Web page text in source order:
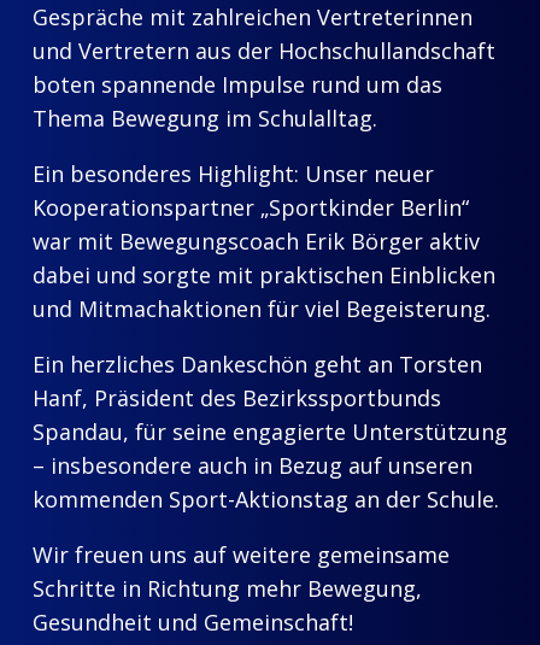
Gespräche mit zahlreichen Vertreterinnen
und Vertretern aus der Hochschullandschaft
boten spannende Impulse rund um das
Thema Bewegung im Schulalltag.
Ein besonderes Highlight: Unser neuer
Kooperationspartner „Sportkinder Berlin“
war mit Bewegungscoach Erik Börger aktiv
dabei und sorgte mit praktischen Einblicken
und Mitmachaktionen für viel Begeisterung.
Ein herzliches Dankeschön geht an Torsten
Hanf, Präsident des Bezirkssportbunds
Spandau, für seine engagierte Unterstützung
– insbesondere auch in Bezug auf unseren
kommenden Sport-Aktionstag an der Schule.
Wir freuen uns auf weitere gemeinsame
Schritte in Richtung mehr Bewegung,
Gesundheit und Gemeinschaft!